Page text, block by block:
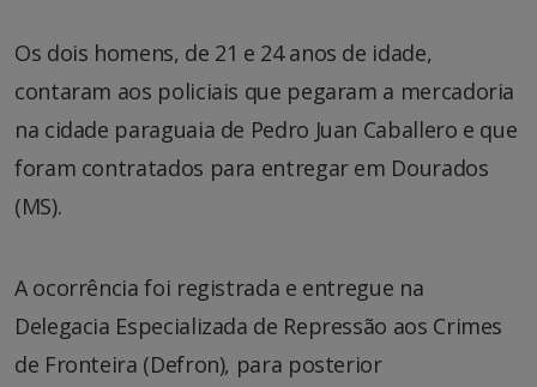
Os dois homens, de 21 e 24 anos de idade,
contaram aos policiais que pegaram a mercadoria
na cidade paraguaia de Pedro Juan Caballero e que
foram contratados para entregar em Dourados
(MS).
A ocorrência foi registrada e entregue na
Delegacia Especializada de Repressão aos Crimes
de Fronteira (Defron), para posterior